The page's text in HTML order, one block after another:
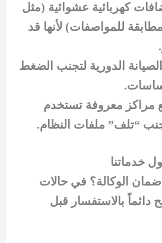
كهربائية عشوائية (مثل
للمواصفات) لأنها قد
الصيانة الدورية لتجنب الضغط
مراكز معروفة تستخدم
“تلف” ملفات النظام.
خدماتنا
الوكالة؟ في حالات
دائماً بالاستفسار قبل